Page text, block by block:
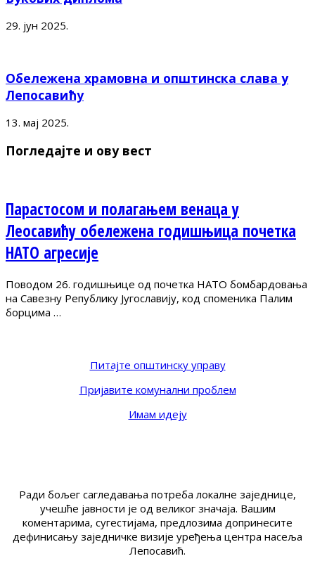
29. јун 2025.
Обележена храмовна и општинска слава у
Лепосавићу
13. мај 2025.
Погледајте и ову вест
Парастосом и полагањем венаца у
Леосавићу обележена годишњица почетка
НАТО агресије
Поводом 26. годишњице од почетка НАТО бомбардовања
на Савезну Републику Југославију, код споменика Палим
борцима …
Питајте општинску управу
Пријавите комунални проблем
Имам идеју
Ради бољег сагледавања потреба локалне заједнице,
учешће јавности је од великог значаја. Вашим
коментарима, сугестијама, предлозима допринесите
дефинисању заједничке визије уређења центра насеља
Лепосавић.